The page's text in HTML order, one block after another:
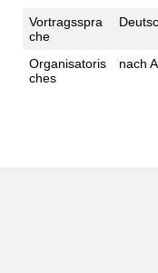
Vortragsspra
che
Organisatoris
ches
nach